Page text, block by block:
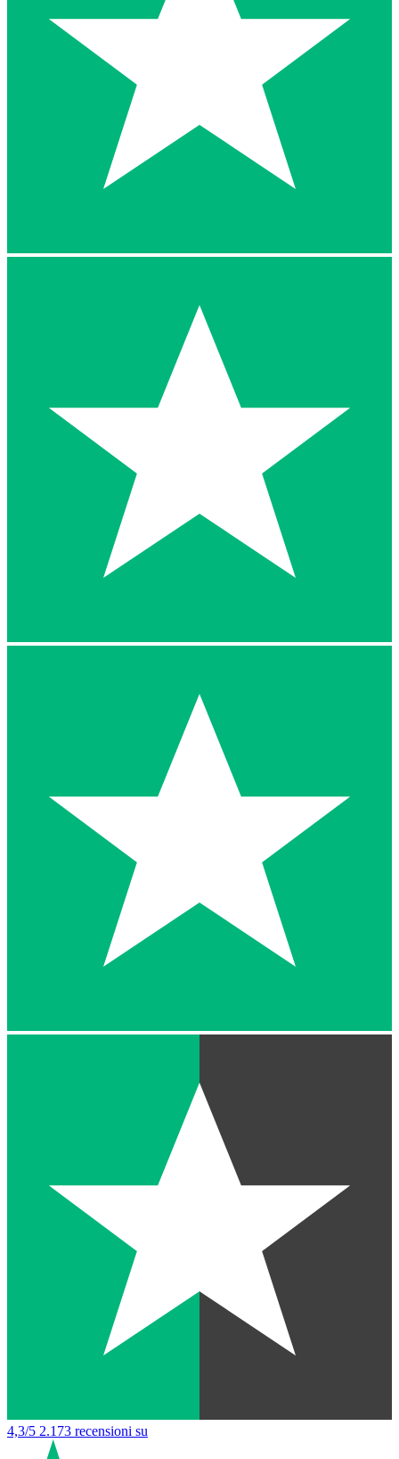
4,3/5 2.173 recensioni su